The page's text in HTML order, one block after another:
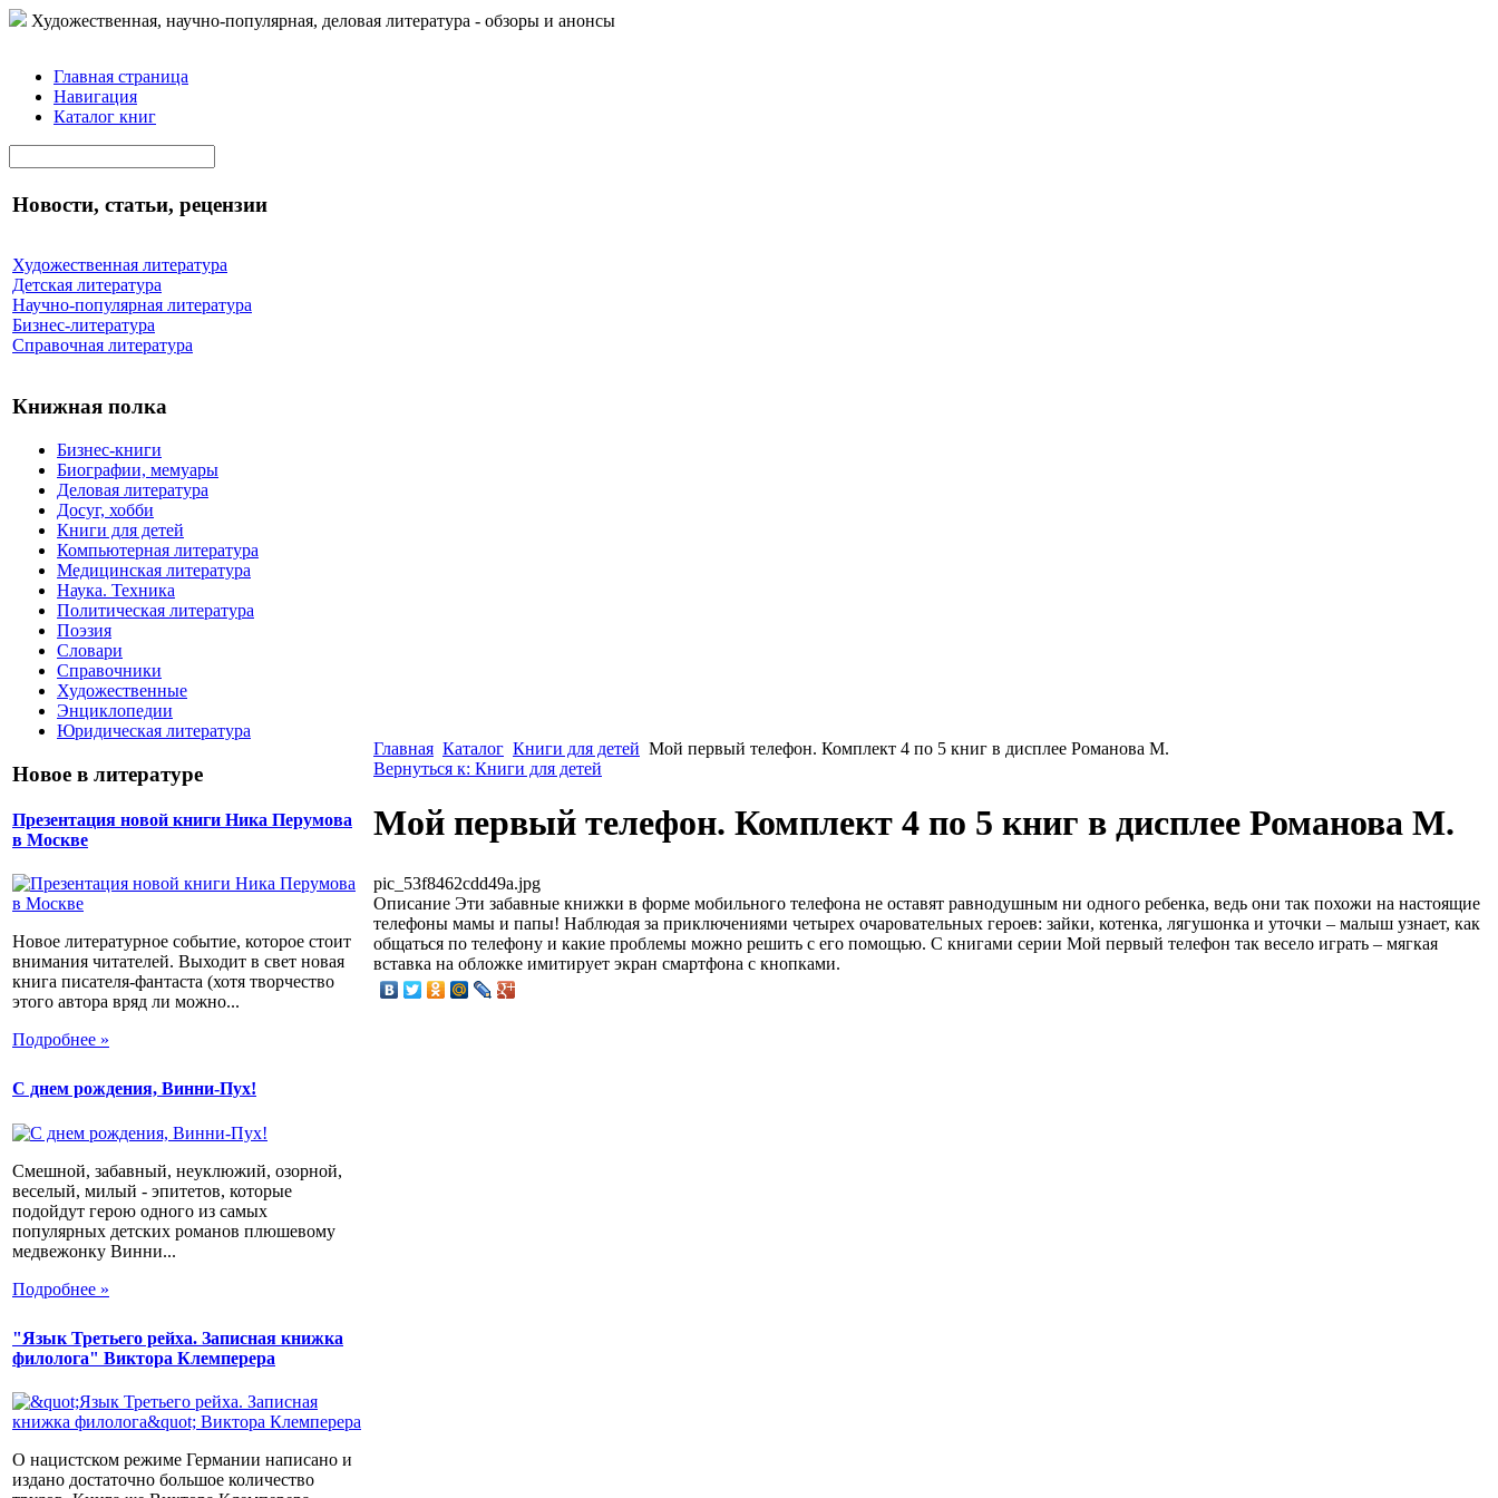
Художественная, научно-популярная, деловая литература - обзоры и анонсы
Главная страница
Навигация
Каталог книг
Новости, статьи, рецензии
Художественная литература
Детская литература
Научно-популярная литература
Бизнес-литература
Справочная литература
Книжная полка
Бизнес-книги
Биографии, мемуары
Деловая литература
Досуг, хобби
Книги для детей
Компьютерная литература
Медицинская литература
Наука. Техника
Политическая литература
Поэзия
Словари
Справочники
Художественные
Энциклопедии
Юридическая литература
Новое в литературе
Презентация новой книги Ника Перумова
в Москве
Новое литературное событие, которое стоит
внимания читателей. Выходит в свет новая
книга писателя-фантаста (хотя творчество
этого автора вряд ли можно...
Подробнее »
С днем рождения, Винни-Пух!
Смешной, забавный, неуклюжий, озорной,
веселый, милый - эпитетов, которые
подойдут герою одного из самых
популярных детских романов плюшевому
медвежонку Винни...
Подробнее »
"Язык Третьего рейха. Записная книжка
филолога" Виктора Клемперера
О нацистском режиме Германии написано и
издано достаточно большое количество
Главная Каталог Книги для детей Мой первый телефон. Комплект 4 по 5 книг в дисплее Романова М.
Вернуться к: Книги для детей
Мой первый телефон. Комплект 4 по 5 книг в дисплее Романова М.
pic_53f8462cdd49a.jpg
Описание Эти забавные книжки в форме мобильного телефона не оставят равнодушным ни одного ребенка, ведь они так похожи на настоящие
телефоны мамы и папы! Наблюдая за приключениями четырех очаровательных героев: зайки, котенка, лягушонка и уточки – малыш узнает, как
общаться по телефону и какие проблемы можно решить с его помощью. С книгами серии Мой первый телефон так весело играть – мягкая
вставка на обложке имитирует экран смартфона с кнопками.